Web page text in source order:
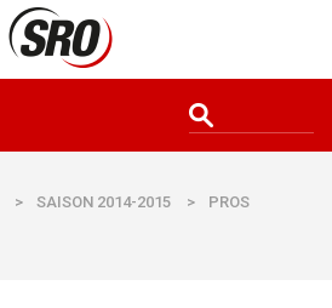
> SAISON 2014-2015 >
PROS